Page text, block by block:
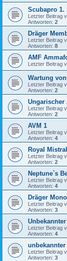
Scubapro 1.
Letzter Beitrag
Antworten: 2
Dräger
Letzter Beitrag
Antworten: 8
AMF
Letzter Beitrag
Wartung
Letzter Beitrag
Antworten: 2
Ungarischer
Letzter Beitrag
Antworten: 2
AVM 1
Letzter Beitrag
Antworten: 4
Royal
Letzter Beitrag
Antworten: 2
Neptune`s
Letzter Beitrag
Antworten: 4
Dräger
Letzter Beitrag
Antworten: 3
Letzter Beitrag
Antworten: 4
Letzter Beitrag
Antworten: 3